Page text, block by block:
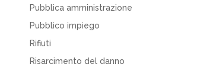
Pubblica amministrazione
Pubblico impiego
Rifiuti
Risarcimento del danno